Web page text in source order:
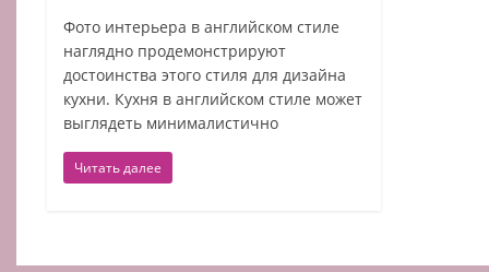
Фото интерьера в английском стиле
наглядно продемонстрируют
достоинства этого стиля для дизайна
кухни. Кухня в английском стиле может
выглядеть минималистично
Читать далее